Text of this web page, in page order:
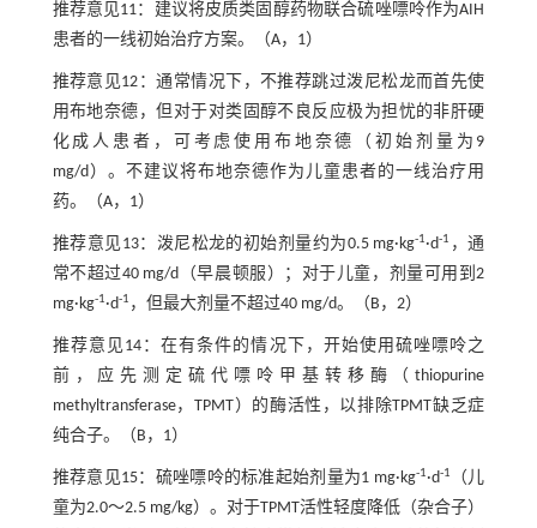
推荐意见11：建议将皮质类固醇药物联合硫唑嘌呤作为AIH
患者的一线初始治疗方案。（A，1）
推荐意见12：通常情况下，不推荐跳过泼尼松龙而首先使
用布地奈德，但对于对类固醇不良反应极为担忧的非肝硬
化成人患者，可考虑使用布地奈德（初始剂量为9
mg/d）。不建议将布地奈德作为儿童患者的一线治疗用
药。（A，1）
推荐意见13：泼尼松龙的初始剂量约为0.5 mg·kg-1·d-1 ，通
常不超过40 mg/d（早晨顿服）；对于儿童，剂量可用到2
mg·kg-1·d-1 ，但最大剂量不超过40 mg/d。（B，2）
推荐意见14：在有条件的情况下，开始使用硫唑嘌呤之
前，应先测定硫代嘌呤甲基转移酶（thiopurine
methyltransferase，TPMT）的酶活性，以排除TPMT缺乏症
纯合子。（B，1）
推荐意见15：硫唑嘌呤的标准起始剂量为1 mg·kg-1·d-1
（儿
童为2.0～2.5 mg/kg）。对于TPMT活性轻度降低（杂合子）